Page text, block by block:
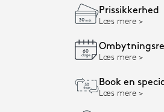
Prissikkerhed
Læs mere
Læs mere
Book en
Læs mere